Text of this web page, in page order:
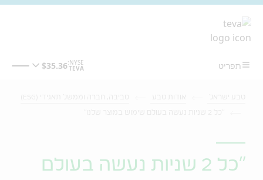
"כל 2 שניות נעשה בעולם